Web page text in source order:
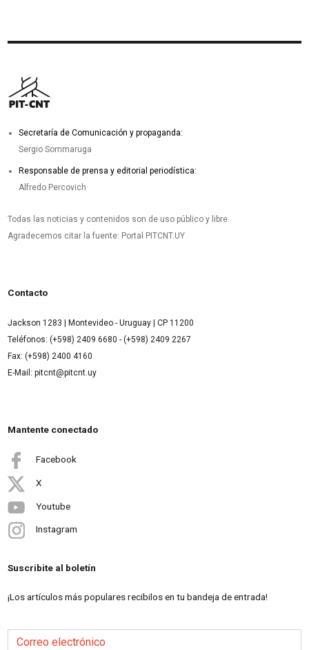
Secretaría de Comunicación y propaganda:
Sergio Sommaruga
Responsable de prensa y editorial periodística:
Alfredo Percovich
Todas las noticias y contenidos son de uso público y libre.
Agradecemos citar la fuente: Portal PITCNT.UY
Contacto
Jackson 1283 | Montevideo - Uruguay | CP 11200
Teléfonos: (+598) 2409 6680 - (+598) 2409 2267
Fax: (+598) 2400 4160
E-Mail: pitcnt@pitcnt.uy
Mantente conectado
Facebook
X
Youtube
Instagram
Suscribite al boletín
¡Los artículos más populares recibilos en tu bandeja de entrada!
Correo electrónico